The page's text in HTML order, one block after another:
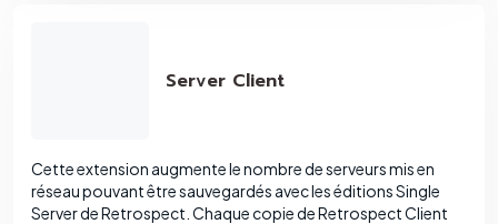
Server Client
Cette extension augmente le nombre de serveurs mis en
réseau pouvant être sauvegardés avec les éditions Single
Server de Retrospect. Chaque copie de Retrospect Client